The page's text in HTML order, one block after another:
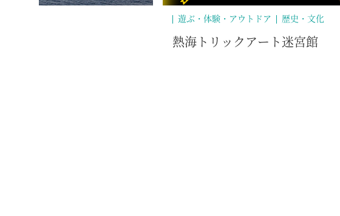
遊ぶ・体験・アウトドア 歴史・文化
熱海トリックアート迷宮館